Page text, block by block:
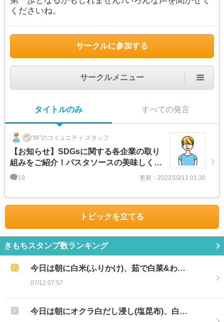
くださいね。
サークルに参加する
サークルメニュー
タイトルのみ すべての発言
“絆”のコミュニティ スタッフ
【お知らせ】SDGsに関する各企業の取り
組みをご紹介！パスタソースの美味しくて
ステキな取り組みとは？
19 更新：2022/10/11 01:30
トピックを立てる
きもちスタンプ数ランキング
今日は朝に白米(ふりかけ)、茹で白菜&わ…
07/12 07:57
今日は朝にオクラ白だし浸し(塩昆布)、白…